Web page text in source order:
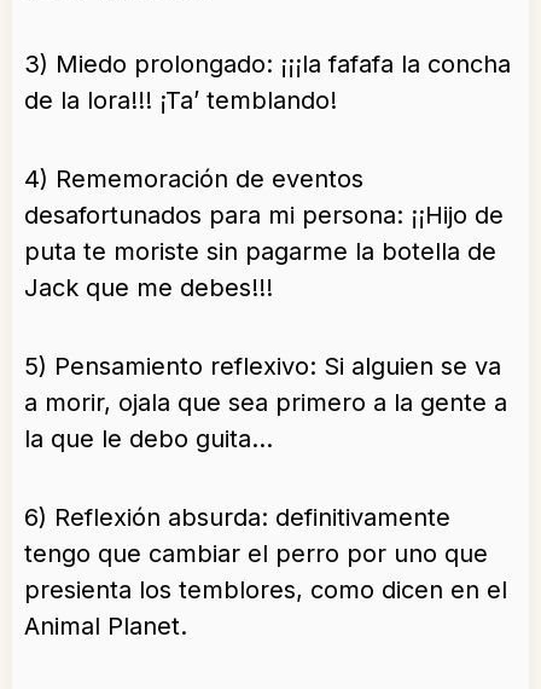
3) Miedo prolongado: ¡¡¡la fafafa la concha
de la lora!!! ¡Ta’ temblando!
4) Rememoración de eventos
desafortunados para mi persona: ¡¡Hijo de
puta te moriste sin pagarme la botella de
Jack que me debes!!!
5) Pensamiento reflexivo: Si alguien se va
a morir, ojala que sea primero a la gente a
la que le debo guita…
6) Reflexión absurda: definitivamente
tengo que cambiar el perro por uno que
presienta los temblores, como dicen en el
Animal Planet.